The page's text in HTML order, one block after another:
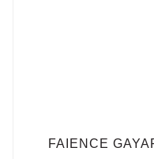
FAIENCE